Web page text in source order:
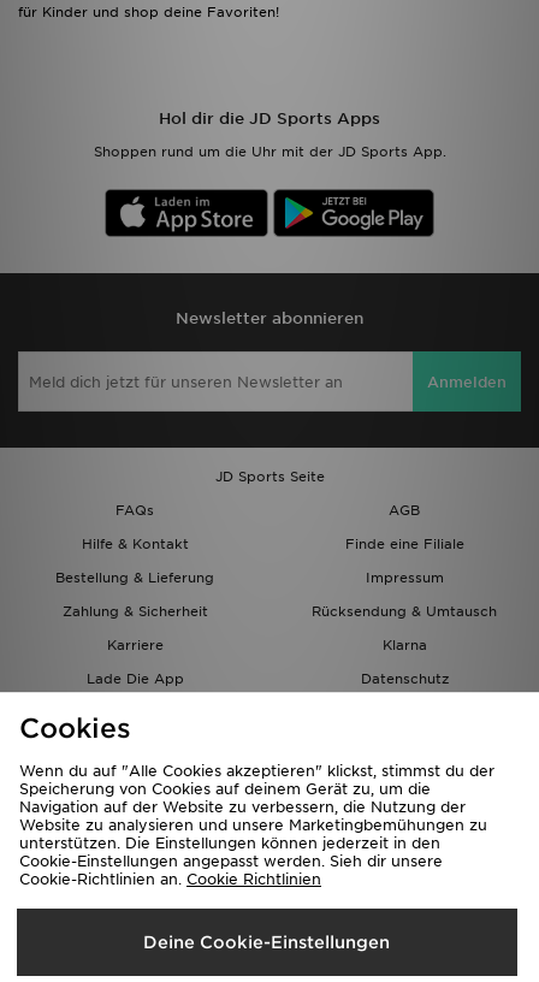
für Kinder und shop deine Favoriten!
Hol dir die JD Sports Apps
Shoppen rund um die Uhr mit der JD Sports App.
Newsletter abonnieren
Anmelden
JD Sports Seite
FAQs
AGB
Hilfe & Kontakt
Finde eine Filiale
Bestellung & Lieferung
Impressum
Zahlung & Sicherheit
Rücksendung & Umtausch
Karriere
Klarna
Lade Die App
Datenschutz
Lieferung Nach
Österreich
Cookies
Wenn du auf "Alle Cookies akzeptieren" klickst, stimmst du der
Speicherung von Cookies auf deinem Gerät zu, um die
Navigation auf der Website zu verbessern, die Nutzung der
Website zu analysieren und unsere Marketingbemühungen zu
unterstützen. Die Einstellungen können jederzeit in den
Cookie-Einstellungen angepasst werden. Sieh dir unsere
Cookie-Richtlinien an. Cookie Richtlinien
Deine Cookie-Einstellungen